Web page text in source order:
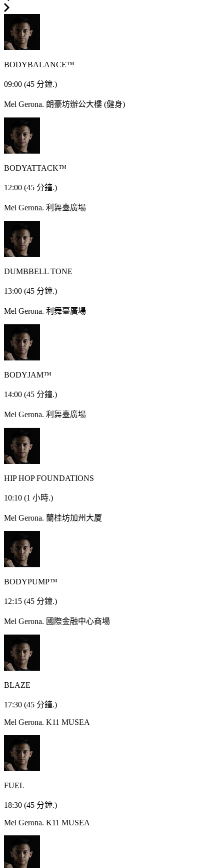
BODYBALANCE™
09:00 (45 分鐘.)
Mel Gerona. 朗豪坊辦公大樓 (健身)
BODYATTACK™
12:00 (45 分鐘.)
Mel Gerona. 利舞臺廣場
DUMBBELL TONE
13:00 (45 分鐘.)
Mel Gerona. 利舞臺廣場
BODYJAM™
14:00 (45 分鐘.)
Mel Gerona. 利舞臺廣場
HIP HOP FOUNDATIONS
10:10 (1 小時.)
Mel Gerona. 蘭桂坊加州大厦
BODYPUMP™
12:15 (45 分鐘.)
Mel Gerona. 國際金融中心商場
BLAZE
17:30 (45 分鐘.)
Mel Gerona. K11 MUSEA
FUEL
18:30 (45 分鐘.)
Mel Gerona. K11 MUSEA